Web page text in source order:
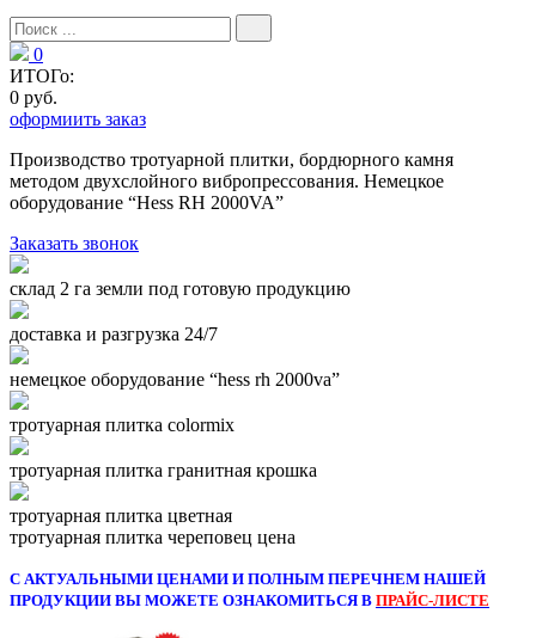
0
ИТОГо:
0 руб.
оформиить заказ
Производство тротуарной плитки, бордюрного камня
методом двухслойного вибропресcования. Немецкое
оборудование “Hess RH 2000VA”
Заказать звонок
склад 2 га земли под готовую продукцию
доставка и разгрузка 24/7
немецкое оборудование “hess rh 2000va”
тротуарная плитка colormix
тротуарная плитка гранитная крошка
тротуарная плитка цветная
тротуарная плитка череповец цена
С АКТУАЛЬНЫМИ ЦЕНАМИ И ПОЛНЫМ ПЕРЕЧНЕМ НАШЕЙ
ПРОДУКЦИИ ВЫ МОЖЕТЕ ОЗНАКОМИТЬСЯ В ПРАЙС-ЛИСТЕ